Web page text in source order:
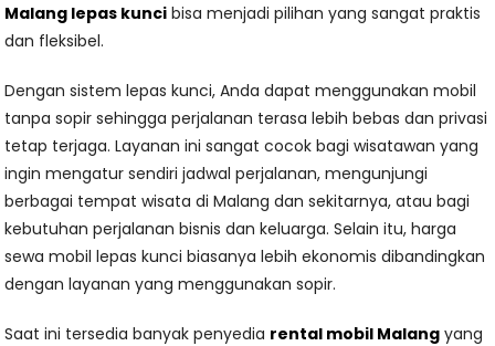
Malang lepas kunci bisa menjadi pilihan yang sangat praktis
dan fleksibel.
Dengan sistem lepas kunci, Anda dapat menggunakan mobil
tanpa sopir sehingga perjalanan terasa lebih bebas dan privasi
tetap terjaga. Layanan ini sangat cocok bagi wisatawan yang
ingin mengatur sendiri jadwal perjalanan, mengunjungi
berbagai tempat wisata di Malang dan sekitarnya, atau bagi
kebutuhan perjalanan bisnis dan keluarga. Selain itu, harga
sewa mobil lepas kunci biasanya lebih ekonomis dibandingkan
dengan layanan yang menggunakan sopir.
Saat ini tersedia banyak penyedia rental mobil Malang yang